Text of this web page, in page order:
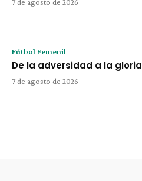
Fútbol Femenil
De la adversidad a la gloria
7 de agosto de 2026